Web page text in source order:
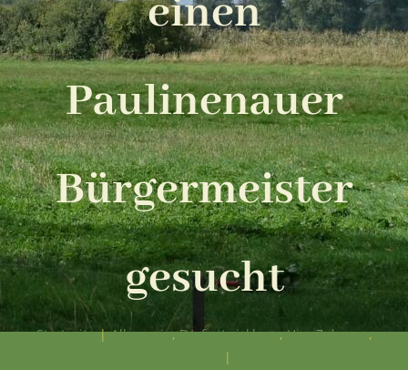
einen
Paulinenauer
Bürgermeister
gesucht
Startseite | Allgemein,Dorfentwicklung,Hier Zuhause,
|